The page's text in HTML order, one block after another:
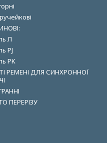
Л
PJ
PK
РЕМЕНІ ДЛЯ СИНХРОННОЇ
ПЕРЕРІЗУ